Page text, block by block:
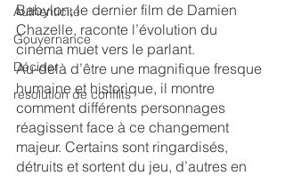
Authenticité
Gouvernance
Décider
resolution de conflits
Babylon, le dernier film de Damien
Chazelle, raconte l’évolution du
cinéma muet vers le parlant.
Au-delà d’être une magnifique fresque
humaine et historique, il montre
comment différents personnages
réagissent face à ce changement
majeur. Certains sont ringardisés,
détruits et sortent du jeu, d’autres en